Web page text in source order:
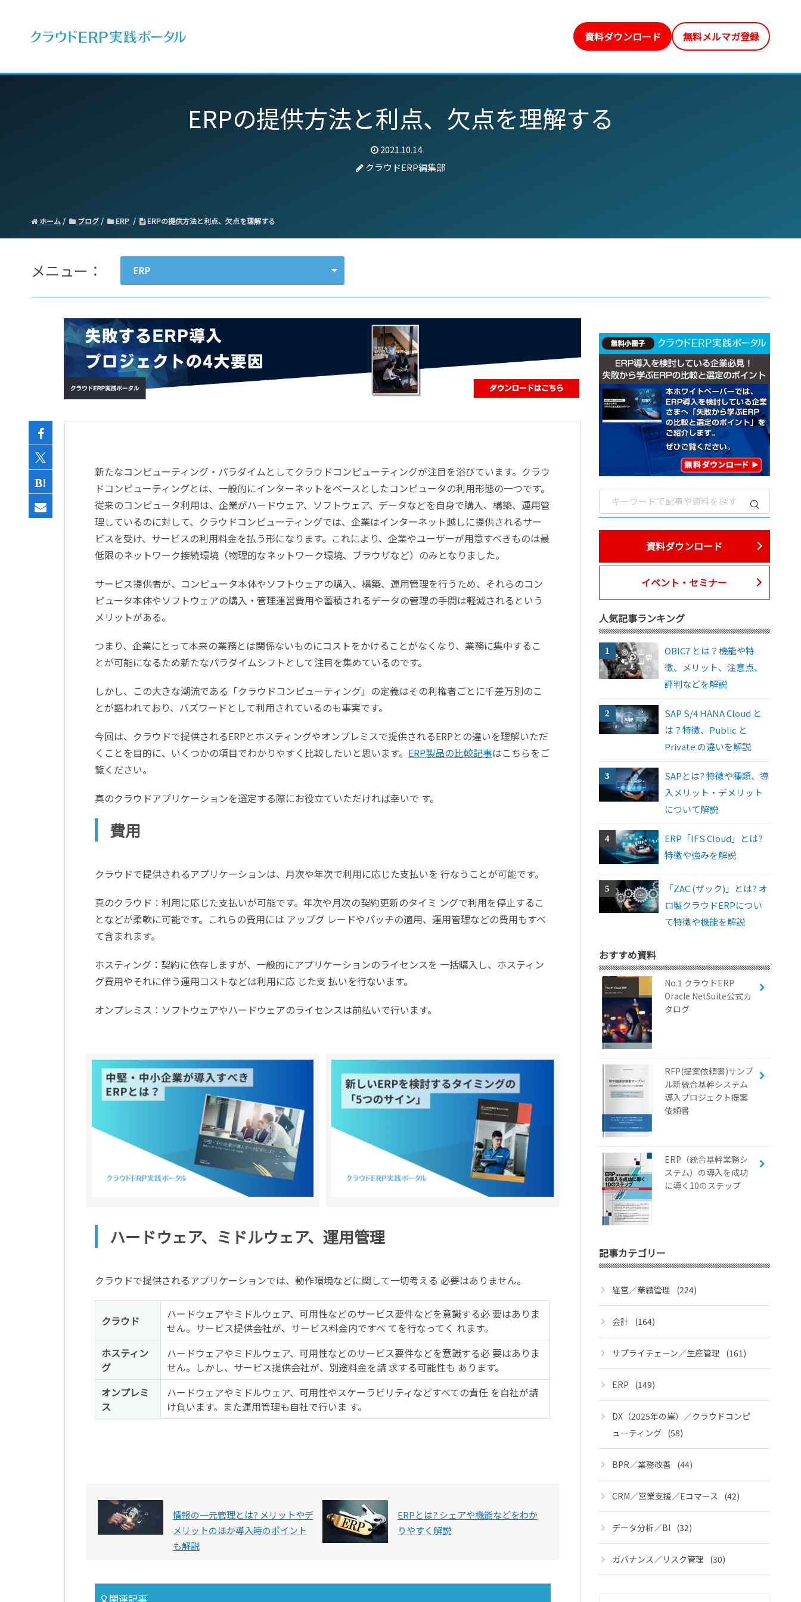
資料ダウンロード 無料メルマガ登録
ERPの提供方法と利点、欠点を理解する
2021.10.14
クラウドERP編集部
ホーム ブログ ERP ERPの提供方法と利点、欠点を理解する
メニュー： ERP
会計
経営／業績管理
サプライチェーン／生産管理
CRM／営業支援／Eコマース
データ分析／BI
新たなコンピューティング・パラダイムとしてクラウドコンピューティングが注目を浴びています。クラウ
ドコンピューティングとは、一般的にインターネットをベースとしたコンピュータの利用形態の一つです。
従来のコンピュータ利用は、企業がハードウェア、ソフトウェア、データなどを自身で購入、構築、運用管
理しているのに対して、クラウドコンピューティングでは、企業はインターネット越しに提供されるサー
ビスを受け、サービスの利用料金を払う形になります。これにより、企業やユーザーが用意すべきものは最
低限のネットワーク接続環境（物理的なネットワーク環境、ブラウザなど）のみとなりました。
サービス提供者が、コンピュータ本体やソフトウェアの購入、構築、運用管理を行うため、それらのコン
ピュータ本体やソフトウェアの購入・管理運営費用や蓄積されるデータの管理の手間は軽減されるという
メリットがある。
つまり、企業にとって本来の業務とは関係ないものにコストをかけることがなくなり、業務に集中するこ
とが可能になるため新たなパラダイムシフトとして注目を集めているのです。
しかし、この大きな潮流である「クラウドコンピューティング」の定義はその利権者ごとに千差万別のこ
とが謳われており、バズワードとして利用されているのも事実です。
今回は、クラウドで提供されるERPとホスティングやオンプレミスで提供されるERPとの違いを理解いただ
くことを目的に、いくつかの項目でわかりやすく比較したいと思います。 ERP製品の比較記事はこちらをご
覧ください。
真のクラウドアプリケーションを選定する際にお役立ていただければ幸いで す。
費用
クラウドで提供されるアプリケーションは、月次や年次で利用に応じた支払いを 行なうことが可能です。
真のクラウド：利用に応じた支払いが可能です。年次や月次の契約更新のタイミ ングで利用を停止するこ
となどが柔軟に可能です。これらの費用には アップグ レードやパッチの適用、運用管理などの費用もすべ
て含まれます。
ホスティング：契約に依存しますが、一般的にアプリケーションのライセンスを 一括購入し、ホスティン
グ費用やそれに伴う運用コストなどは利用に応 じた支 払いを行ないます。
オンプレミス：ソフトウェアやハードウェアのライセンスは前払いで行います。
ハードウェア、ミドルウェア、運用管理
クラウドで提供されるアプリケーションでは、動作環境などに関して一切考える 必要はありません。
クラウド
ハードウェアやミドルウェア、可用性などのサービス要件などを意識する必 要はありま
せん。サービス提供会社が、サービス料金内ですべ てを行なってく れます。
ホスティン
グ
ハードウェアやミドルウェア、可用性などのサービス要件などを意識する必 要はありま
せん。しかし、サービス提供会社が、別途料金を請 求する可能性も あります。
オンプレミ
ス
ハードウェアやミドルウェア、可用性やスケーラビリティなどすべての責任 を自社が請
け負います。また運用管理も自社で行いま す。
情報の一元管理とは? メリットやデ
メリットのほか導入時のポイント
も解説
ERPとは? シェアや機能などをわか
りやすく解説
関連記事
資料ダウンロード
イベント・セミナー
人気記事ランキング
OBIC7 とは？機能や特
徴、メリット、注意点、
評判などを解説
SAP S/4 HANA Cloud と
は？特徴、Public と
Private の違いを解説
SAPとは? 特徴や種類、導
入メリット・デメリット
について解説
ERP「IFS Cloud」とは?
特徴や強みを解説
「ZAC (ザック)」とは? オ
ロ製クラウドERPについ
て特徴や機能を解説
おすすめ資料
No.1 クラウドERP
Oracle NetSuite公式カ
タログ
RFP(提案依頼書)サンプ
ル新統合基幹システム
導入プロジェクト提案
依頼書
ERP（統合基幹業務シ
ステム）の導入を成功
に導く10のステップ
記事カテゴリー
経営／業績管理 (224)
会計 (164)
サプライチェーン／生産管理 (161)
ERP (149)
DX（2025年の崖）／クラウドコンピ
ューティング (58)
BPR／業務改善 (44)
CRM／営業支援／Eコマース (42)
データ分析／BI (32)
ガバナンス／リスク管理 (30)